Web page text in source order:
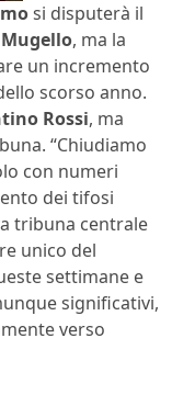
si disputerà il
, ma la
un incremento
scorso anno.
Rossi, ma
“Chiudiamo
con numeri
dei tifosi
tribuna centrale
unico del
settimane e
significativi,
verso